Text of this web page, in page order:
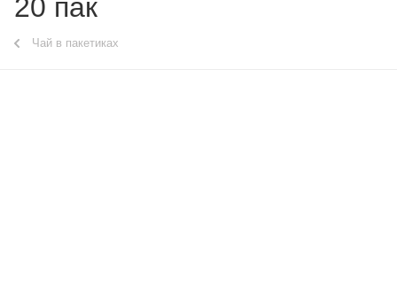
20 пак
Чай в пакетиках